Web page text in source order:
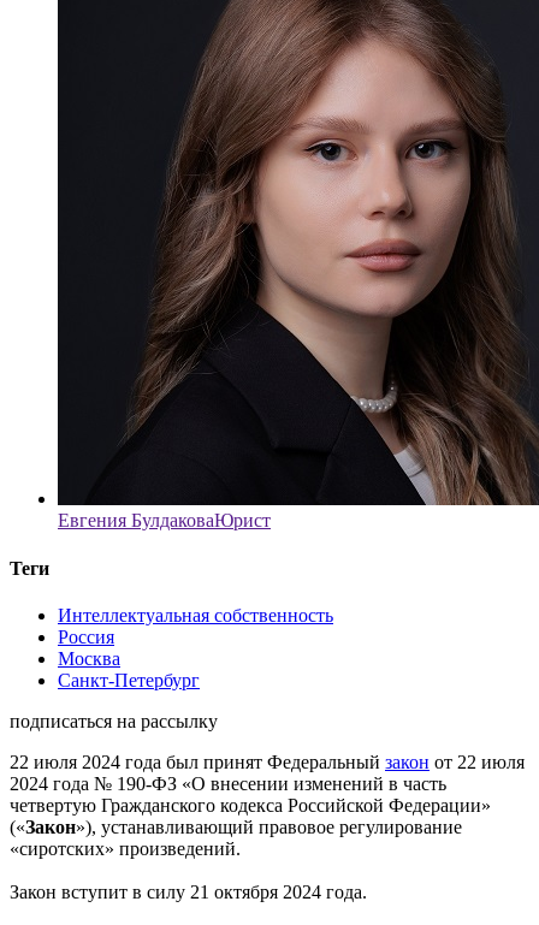
Евгения БулдаковаЮрист
Теги
Интеллектуальная собственность
Россия
Москва
Санкт-Петербург
подписаться на рассылку
22 июля 2024 года был принят Федеральный закон от 22 июля
2024 года № 190-ФЗ «О внесении изменений в часть
четвертую Гражданского кодекса Российской Федерации»
(«Закон»), устанавливающий правовое регулирование
«сиротских» произведений.
Закон вступит в силу 21 октября 2024 года.